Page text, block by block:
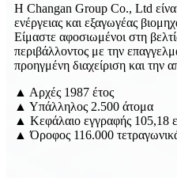
Η Changan Group Co., Ltd
ενέργειας και εξαγωγέας
Είμαστε αφοσιωμένοι στη
περιβάλλοντος με την
προηγμένη διαχείριση και την
▲ Αρχές 1987 έτος
▲ Υπάλληλος 2.500 άτομα
▲ Κεφάλαιο εγγραφής 105,18
▲ Όροφος 116.000